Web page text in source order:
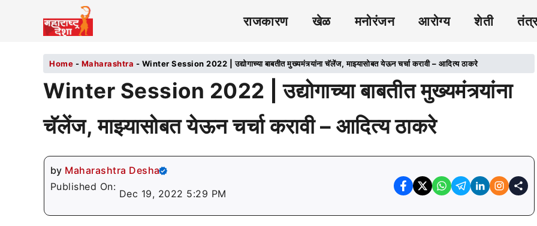
राजकारण खेळ मनोरंजन आरोग्य शेती
Home - Maharashtra - Winter Session 2022 | उद्योगाच्या बाबतीत मुख्यमंत्र्यांना चॅलेंज, माझ्यासोबत येऊन चर्चा करावी – आदित्य ठाकरे
Winter Session 2022 | उद्योगाच्या बाबतीत मुख्यमंत्र्यांना
चॅलेंज, माझ्यासोबत येऊन चर्चा करावी – आदित्य ठाकरे
by Maharashtra Desha
Published On:
Dec 19, 2022 5:29 PM